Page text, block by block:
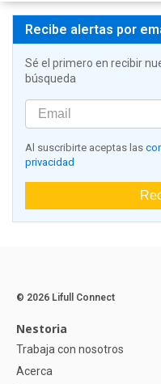
Recibe alertas por
Sé el primero en recibir
búsqueda
Al suscribirte aceptas las
privacidad
© 2026 Lifull Connect
Nestoria
Trabaja con nosotros
Acerca